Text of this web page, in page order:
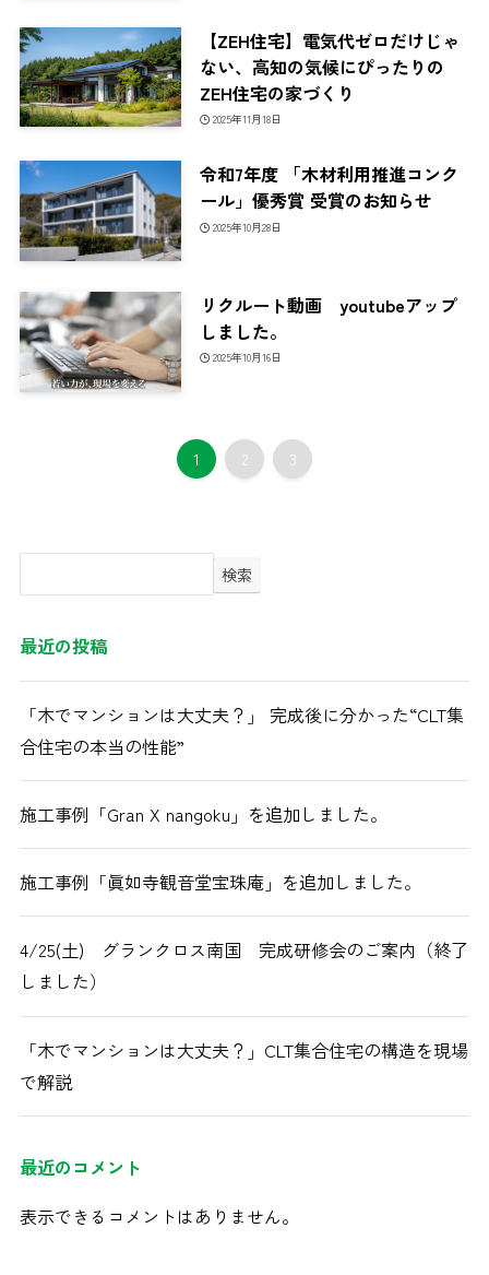
【ZEH住宅】電気代ゼロだけじゃ
ない、高知の気候にぴったりの
ZEH住宅の家づくり
2025年11月18日
令和7年度 「木材利用推進コンク
ール」優秀賞 受賞のお知らせ
2025年10月28日
リクルート動画 youtubeアップ
しました。
2025年10月16日
1 2 3
検索
最近の投稿
「木でマンションは大丈夫？」 完成後に分かった“CLT集
合住宅の本当の性能”
施工事例「Gran X nangoku」を追加しました。
施工事例「眞如寺観音堂宝珠庵」を追加しました。
4/25(土) グランクロス南国 完成研修会のご案内（終了
しました）
「木でマンションは大丈夫？」CLT集合住宅の構造を現場
で解説
最近のコメント
表示できるコメントはありません。